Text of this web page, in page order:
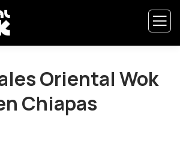
Oriental Wok
Chiapas